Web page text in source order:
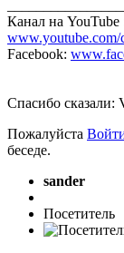
Канал на YouTube
Facebook:
Спасибо сказали:
Пожалуйста
беседе.
sander
Посетитель